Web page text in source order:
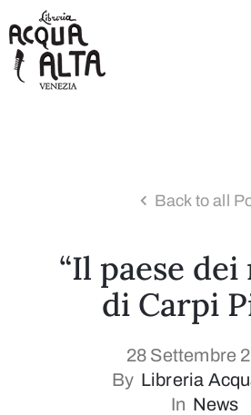
Back to all
“Il paese dei
di Carpi
28 Settembre
By Libreria
In News